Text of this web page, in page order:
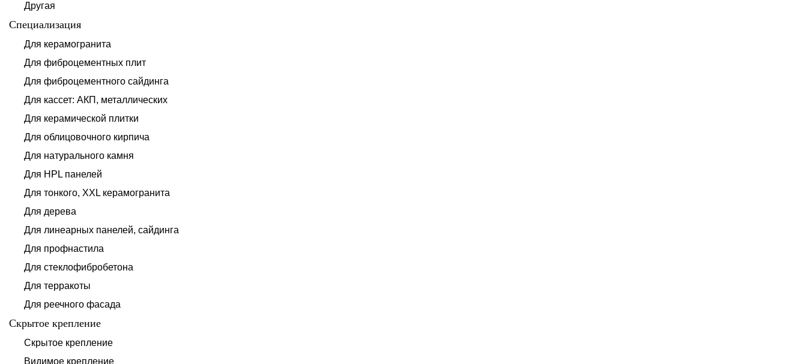
Другая
Специализация
Для керамогранита
Для фиброцементных плит
Для фиброцементного сайдинга
Для кассет: АКП, металлических
Для керамической плитки
Для облицовочного кирпича
Для натурального камня
Для HPL панелей
Для тонкого, XXL керамогранита
Для дерева
Для линеарных панелей, сайдинга
Для профнастила
Для стеклофибробетона
Для терракоты
Для реечного фасада
Скрытое крепление
Скрытое крепление
Видимое крепление
Система для
облицовки
клинкерными